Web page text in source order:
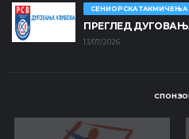
СЕНИОРСКА ТАКМИЧЕЊА
ПРЕГЛЕД
13/07/2026